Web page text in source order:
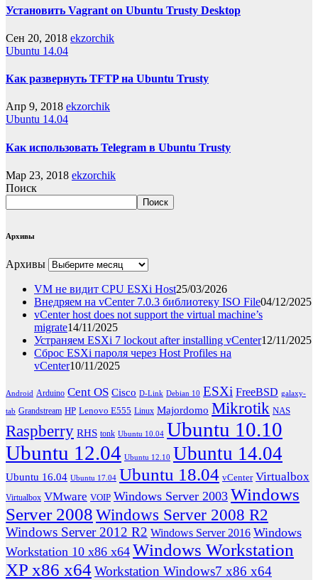
Установить Vagrant on Ubuntu Trusty Desktop
Сен 20, 2018 ekzorchik
Ubuntu 14.04
Как развернуть TFTP на Ubuntu Trusty
Апр 9, 2018 ekzorchik
Ubuntu 14.04
Как использовать Telegram в Ubuntu Trusty
Мар 23, 2018 ekzorchik
Поиск
Поиск
Архивы
Архивы
VM не видит CPU ESXi Host25/03/2026
Внедряем на vCenter 7.0.3 библиотеку ISO File04/12/2025
vCenter host does not support the virtual machine’s
migrate14/11/2025
Устраняем ESXi 7 lockout after installing vCenter12/11/2025
Сброс ESXi пароля через Host Profiles на
vCenter10/11/2025
Android Arduino Cent OS Cisco D-Link Debian 10 ESXi FreeBSD galaxy-
tab Grandstream HP Lenovo E555 Linux Majordomo Mikrotik NAS
Raspberry RHS tonk Ubuntu 10.04 Ubuntu 10.10
Ubuntu 12.04 Ubuntu 12.10 Ubuntu 14.04
Ubuntu 16.04 Ubuntu 17.04 Ubuntu 18.04 vCenter Virtualbox
Virtualbox VMware VOIP Windows Server 2003 Windows
Server 2008 Windows Server 2008 R2
Windows Server 2012 R2 Windows Server 2016 Windows
Workstation 10 x86 x64 Windows Workstation
XP x86 x64Workstation Windows7 x86 x64